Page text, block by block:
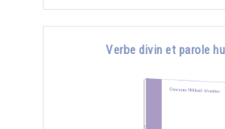
Verbe divin et parole